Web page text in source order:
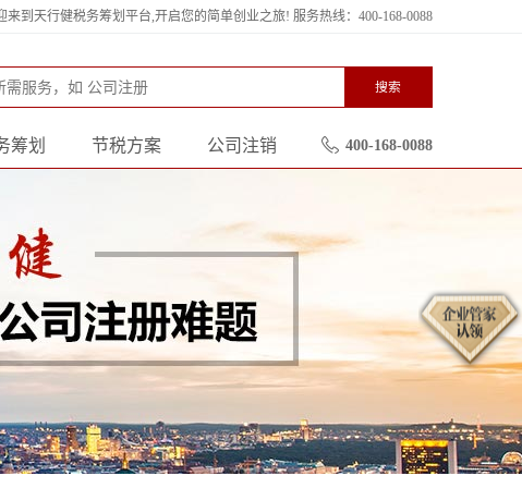
来到天行健税务筹划平台,开启您的简单创业之旅! 服务热线：400-168-0088
搜索
400-168-0088
公司注销
节税方案
筹划